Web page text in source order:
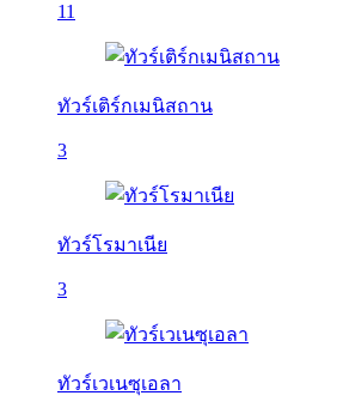
11
ทัวร์เติร์กเมนิสถาน
3
ทัวร์โรมาเนีย
3
ทัวร์เวเนซุเอลา